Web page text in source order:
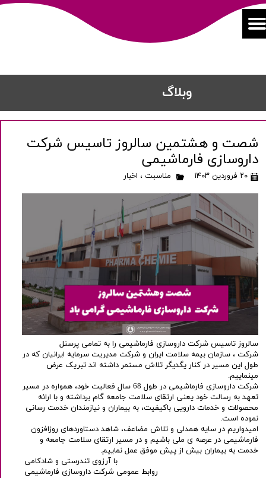
​​وبلاگ
شصت و هشتمین سالروز تاسیس شرکت
داروسازی فارماشیمی
۲۰ فروردین ۱۴۰۳ مناسبت ، اخبار
سالروز تاسیس شرکت داروسازی فارماشیمی را به تمامی پرسنل
شرکت ، سازمان بیمه سلامت ایران و شرکت مدیریت سرمایه ایرانیان که در
طول این مسیر در کنار یگدیگر تلاش مستمر داشته اند تبریک عرض
مینماییم.
شرکت داروسازی فارماشیمی در طول 68 سال فعالیت خود، همواره در مسیر
تعهد به رسالت خود یعنی ارتقای سلامت جامعه گام برداشته و با ارائه
محصولات و خدمات دارویی باکیفیت، به بیماران و نیازمندان خدمت رسانی
نموده است.
امیدواریم در سایه همدلی و تلاش مضاعف، شاهد دستاوردهای روزافزون
فارماشیمی در عرصه ی ملی باشیم و در مسیر ارتقای سلامت جامعه و
خدمت به بیماران بیش از پیش موفق عمل نماییم.
با آرزوی تندرستی و شادکامی
روابط عمومی شرکت داروسازی فارماشیمی